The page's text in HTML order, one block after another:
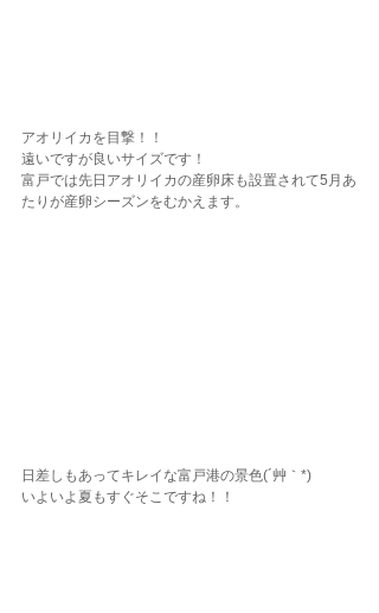
アオリイカを目撃！！
遠いですが良いサイズです！
富戸では先日アオリイカの産卵床も設置されて5月あ
たりが産卵シーズンをむかえます。
日差しもあってキレイな富戸港の景色(´艸｀*)
いよいよ夏もすぐそこですね！！